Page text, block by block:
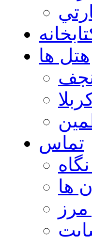
هتل ها
تماس
ها